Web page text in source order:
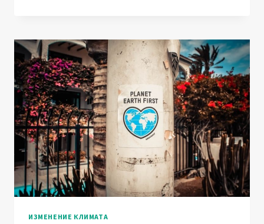
НА
ОСНОВЕ
ПФАС
ОСТАВИЛА
ТОКСИЧЕСКОЕ
НАСЛЕДИЕ
ИЗМЕНЕНИЕ КЛИМАТА